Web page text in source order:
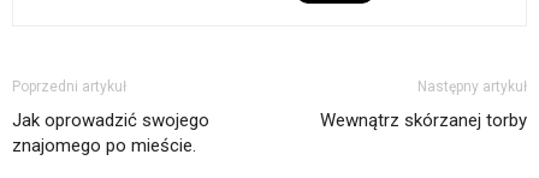
Poprzedni artykuł
Jak oprowadzić swojego
znajomego po mieście.
Następny artykuł
Wewnątrz skórzanej torby